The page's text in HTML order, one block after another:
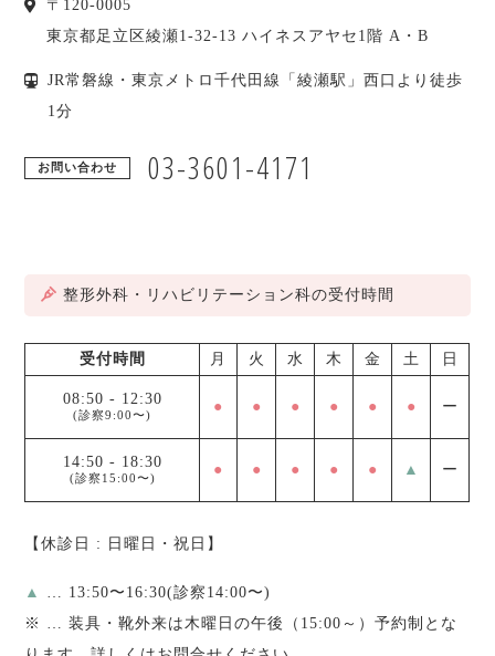
〒 120-0005
東京都足立区綾瀬1-32-13 ハイネスアヤセ1階 A・B
JR常磐線・東京メトロ千代田線「綾瀬駅」西口より徒歩
1分
お問い合わせ 03-3601-4171
整形外科・リハビリテーション科の受付時間
受付時間 月 火 水 木 金 土 日
08:50 - 12:30
(診察9:00〜) ● ● ● ● ● ● ー
14:50 - 18:30
(診察15:00〜) ● ● ● ● ● ▲ ー
【休診日 : 日曜日・祝日】
▲
… 13:50〜16:30(診察14:00〜)
※ … 装具・靴外来は木曜日の午後（15:00～）予約制とな